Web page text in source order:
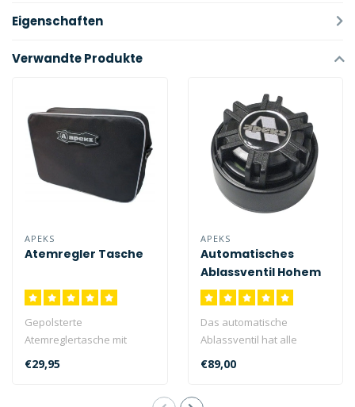
Eigenschaften
Verwandte Produkte
APEKS
Atemregler Tasche
Gepolsterte
Atemreglertasche mit
Schultergurt und
Ablaufmöglichkeit. Schützt
€29,95
APEKS
Automatisches
Ablassventil Hohem
Profil
Das automatische
Ablassventil hat alle
Merkmale unserer Low-
Profile-Version, jed..
€89,00